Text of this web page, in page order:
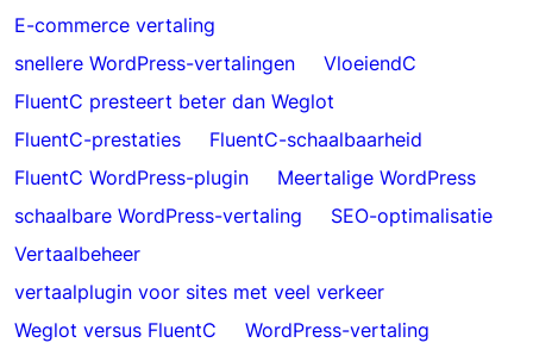
E-commerce vertaling
snellere WordPress-vertalingen
VloeiendC
FluentC presteert beter dan Weglot
FluentC-prestaties
FluentC-schaalbaarheid
FluentC WordPress-plugin
Meertalige WordPress
schaalbare WordPress-vertaling
SEO-optimalisatie
Vertaalbeheer
vertaalplugin voor sites met veel verkeer
Weglot versus FluentC
WordPress-vertaling